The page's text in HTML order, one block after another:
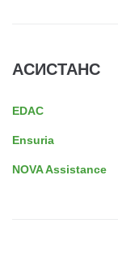
АСИСТАНС
EDAC
Ensuria
NOVA Assistance